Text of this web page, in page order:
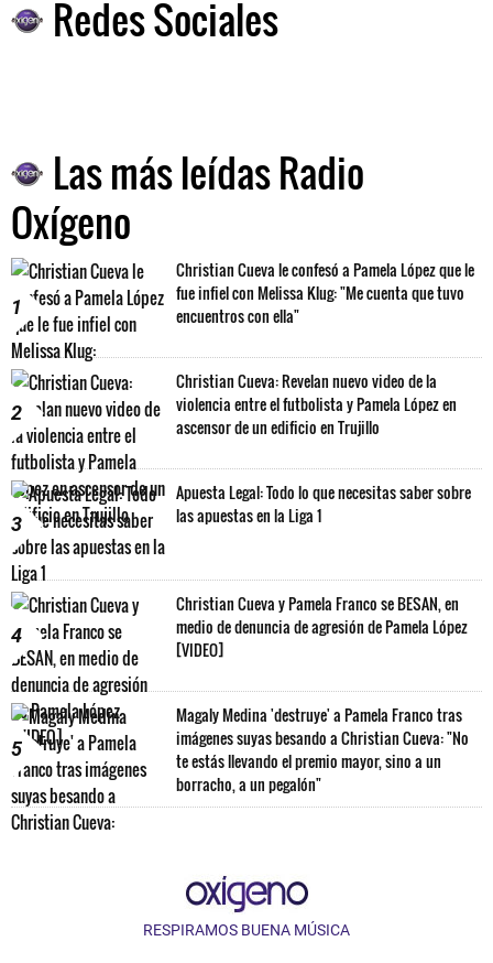
Redes Sociales
Las más leídas Radio
Oxígeno
1
Christian Cueva le confesó a Pamela López que le
fue infiel con Melissa Klug: "Me cuenta que tuvo
encuentros con ella"
2
Christian Cueva: Revelan nuevo video de la
violencia entre el futbolista y Pamela López en
ascensor de un edificio en Trujillo
3
Apuesta Legal: Todo lo que necesitas saber sobre
las apuestas en la Liga 1
4
Christian Cueva y Pamela Franco se BESAN, en
medio de denuncia de agresión de Pamela López
[VIDEO]
5
Magaly Medina 'destruye' a Pamela Franco tras
imágenes suyas besando a Christian Cueva: "No
te estás llevando el premio mayor, sino a un
borracho, a un pegalón"
RESPIRAMOS BUENA MÚSICA